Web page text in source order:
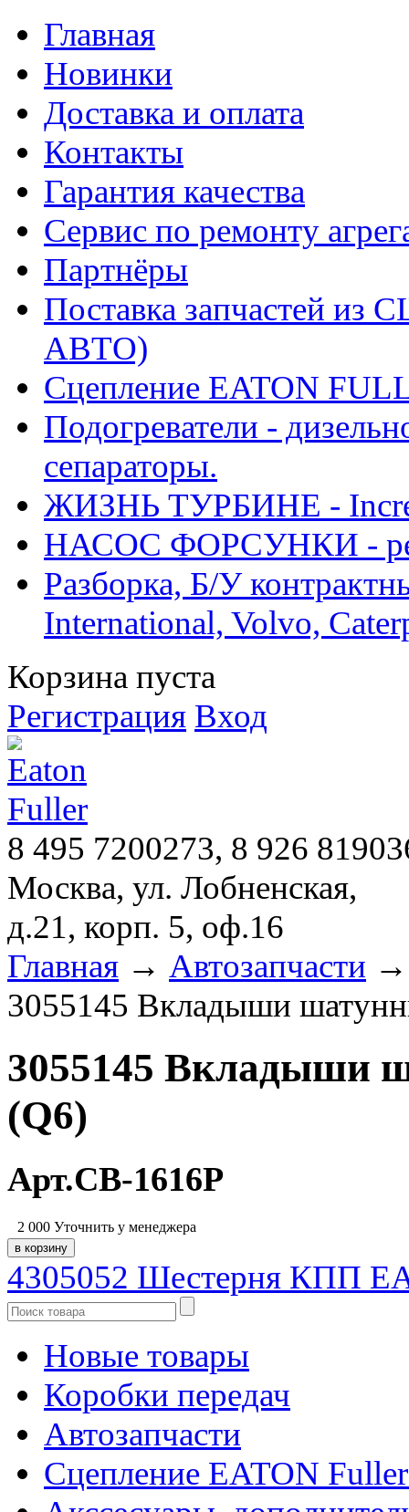
Главная
Новинки
Доставка и оплата
Контакты
Гарантия качества
Сервис по ремонту
Партнёры
Поставка запчастей
АВТО)
Сцепление EATON
Подогреватели -
сепараторы.
ЖИЗНЬ ТУРБИНЕ -
НАСОС ФОРСУНКИ -
Разборка, Б/У
International, Volvo,
Корзина пуста
Регистрация Вход
8 495 7200273, 8 926
Москва, ул. Лобненская,
д.21, корп. 5, оф.16
Главная → Автозапчасти
3055145 Вкладыши
3055145 Вкладыши
(Q6)
Арт.CB-1616P
2 000 Уточнить у менеджера
4305052 Шестерня КПП
Новые товары
Коробки передач
Автозапчасти
Сцепление EATON